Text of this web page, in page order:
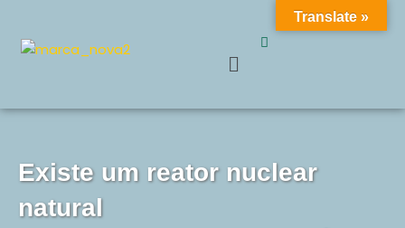
Pular
conteúdo
Existe um reator nuclear
natural
Translate »
Got it!